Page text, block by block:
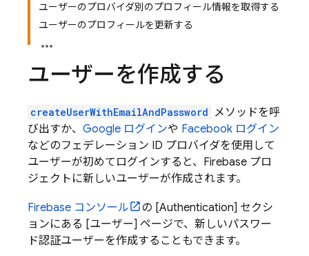
ユーザーのプロバイダ別のプロフィール情報を取得する
ユーザーのプロフィールを更新する
ユーザーを作成する
createUserWithEmailAndPassword メソッドを呼
び出すか、 Google ログインや Facebook ログイン
などのフェデレーション ID プロバイダを使用して
ユーザーが初めてログインすると、Firebase プロ
ジェクトに新しいユーザーが作成されます。
Firebase コンソール
の [Authentication] セクシ
ョンにある [ユーザー] ページで、新しいパスワー
ド認証ユーザーを作成することもできます。